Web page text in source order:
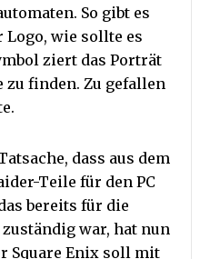
So gibt es
Logo, wie sollte es
ziert das Porträt
zu finden. Zu gefallen
dass aus dem
Teile für den PC
bereits für die
war, hat nun
Square Enix soll mit